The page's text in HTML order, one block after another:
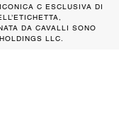
C ESCLUSIVA DI
DA CAVALLI SONO
LLC.